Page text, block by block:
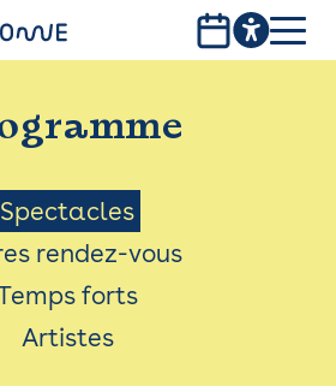
Spectacles
rendez-vous
forts
Artistes